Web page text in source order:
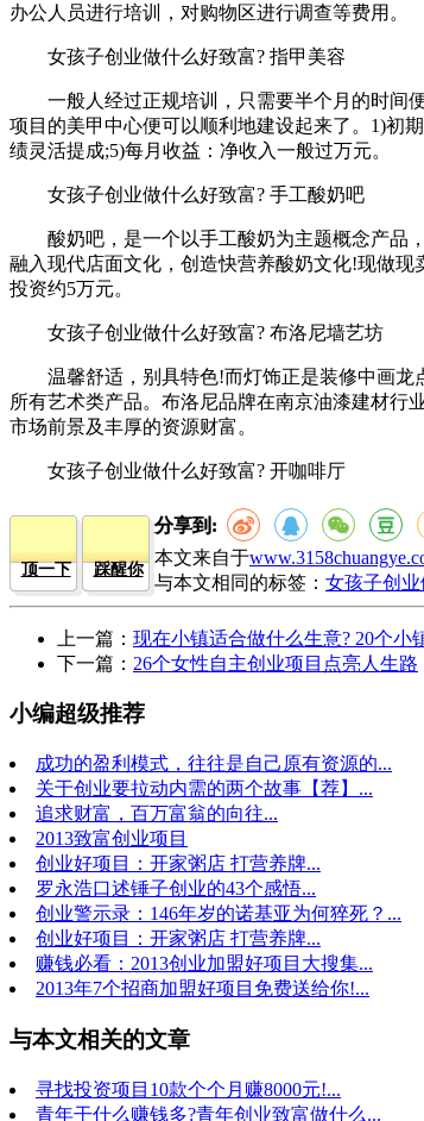
办公人员进行培训，对购物区进行调查等费用。
女孩子创业做什么好致富? 指甲美容
一般人经过正规培训，只需要半个月的时间便
项目的美甲中心便可以顺利地建设起来了。1)初
绩灵活提成;5)每月收益：净收入一般过万元。
女孩子创业做什么好致富? 手工酸奶吧
酸奶吧，是一个以手工酸奶为主题概念产品，
融入现代店面文化，创造快营养酸奶文化!现做
投资约5万元。
女孩子创业做什么好致富? 布洛尼墙艺坊
温馨舒适，别具特色!而灯饰正是装修中画龙
所有艺术类产品。布洛尼品牌在南京油漆建材行
市场前景及丰厚的资源财富。
女孩子创业做什么好致富? 开咖啡厅
顶一下 踩醒你
分享到:
本文来自于
与本文相同的标签： 女孩子创
上一篇： 现在小镇适合做什么生意? 20个小
下一篇： 26个女性自主创业项目点亮人生路
小编超级推荐
成功的盈利模式，往往是自己原有资源的...
关于创业要拉动内需的两个故事【荐】...
追求财富，百万富翁的向往...
2013致富创业项目
创业好项目：开家粥店 打营养牌...
罗永浩口述锤子创业的43个感悟...
创业警示录：146年岁的诺基亚为何猝死？...
创业好项目：开家粥店 打营养牌...
赚钱必看：2013创业加盟好项目大搜集...
2013年7个招商加盟好项目免费送给你!...
与本文相关的文章
寻找投资项目10款个个月赚8000元!...
青年干什么赚钱多?青年创业致富做什么...